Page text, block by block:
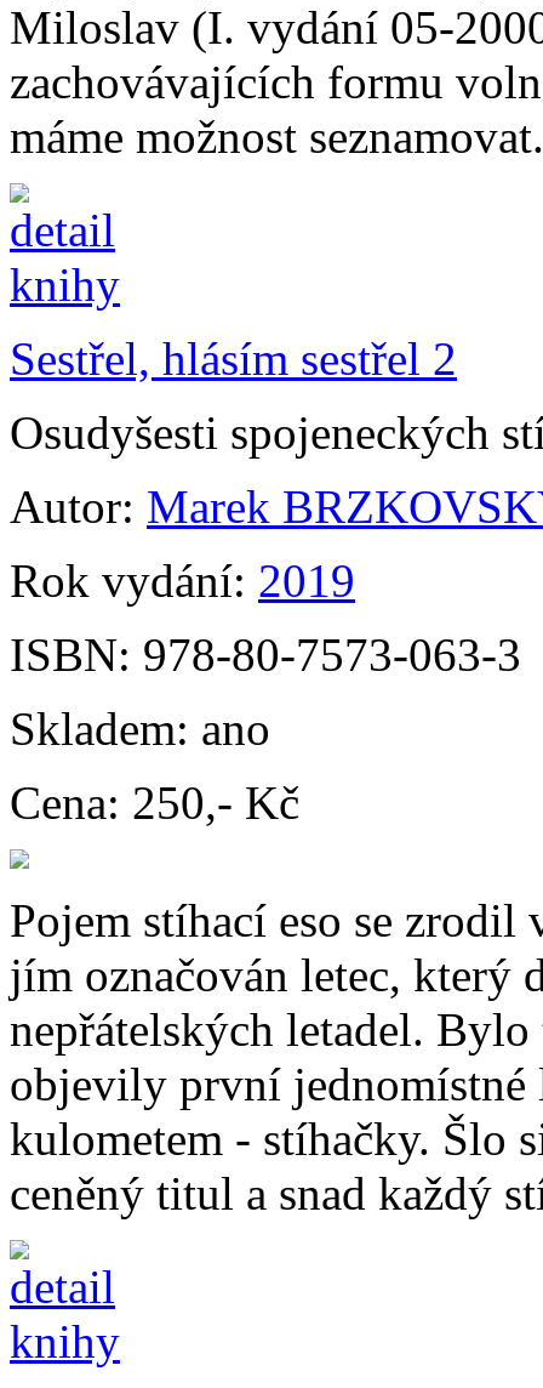
Miloslav (I. vydání 05-
zachovávajících formu
máme možnost
Sestřel, hlásím sestřel 2
Osudyšesti spojeneckých
Autor: Marek
Rok vydání: 2019
ISBN: 978-80-7573-063-3
Skladem: ano
Cena: 250,- Kč
Pojem stíhací eso se
jím označován letec, který
nepřátelských letadel.
objevily první jednomístné
kulometem - stíhačky. Šlo
ceněný titul a snad každý